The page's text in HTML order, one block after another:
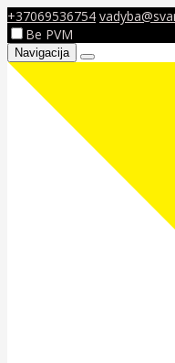
+37069536754
Be PVM
Navigacija